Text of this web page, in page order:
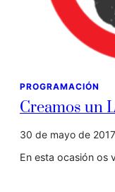
PROGRAMACIÓN
Creamos un
30 de mayo de 2017
En esta ocasión os